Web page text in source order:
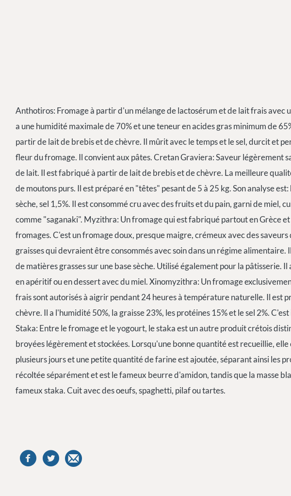
Anthotiros: Fromage à partir d'un mélange de lactosérum et de lait frais avec
a une humidité maximale de 70% et une teneur en acides gras minimum de
partir de lait de brebis et de chèvre. Il mûrit avec le temps et le sel, durcit et
fleur du fromage. Il convient aux pâtes. Cretan Graviera: Saveur légèrement
de lait. Il est fabriqué à partir de lait de brebis et de chèvre. La meilleure
de moutons purs. Il est préparé en "têtes" pesant de 5 à 25 kg. Son analyse
sèche, sel 1,5%. Il est consommé cru avec des fruits et du pain, garni de miel,
comme "saganaki". Myzithra: Un fromage qui est fabriqué partout en Grèce
fromages. C'est un fromage doux, presque maigre, crémeux avec des saveurs
graisses qui devraient être consommés avec soin dans un régime
de matières grasses sur une base sèche. Utilisé également pour la pâtisserie.
en apéritif ou en dessert avec du miel. Xinomyzithra: Un fromage
frais sont autorisés à aigrir pendant 24 heures à température naturelle. Il est
chèvre. Il a l'humidité 50%, la graisse 23%, les protéines 15% et le sel 2%.
Staka: Entre le fromage et le yogourt, le staka est un autre produit crétois
broyées légèrement et stockées. Lorsqu'une bonne quantité est recueillie,
plusieurs jours et une petite quantité de farine est ajoutée, séparant ainsi les
récoltée séparément et est le fameux beurre d'amidon, tandis que la masse
fameux staka. Cuit avec des oeufs, spaghetti, pilaf ou tartes.